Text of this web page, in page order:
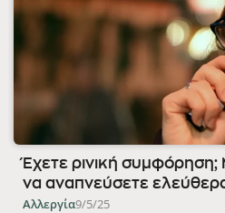
Έχετε ρινική συμφόρηση;
να αναπνεύσετε
Αλλεργία9/5/25